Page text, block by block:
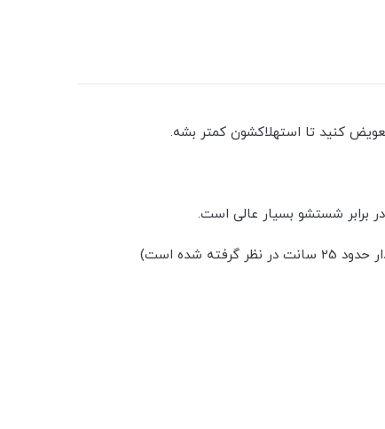
کنید تا استهلاکشون کمتر بشه.
برابر شستشو بسیار عالی است.
است)